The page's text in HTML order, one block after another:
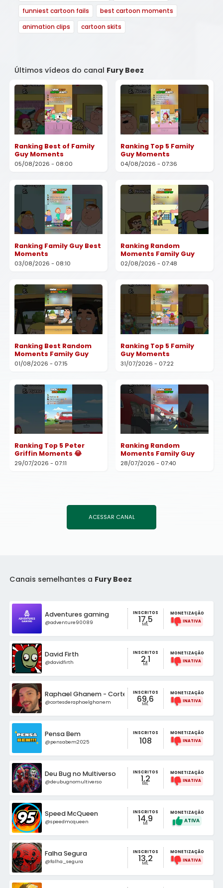
funniest cartoon fails
best cartoon moments
animation clips
cartoon skits
Últimos vídeos do canal Fury Beez
Ranking Best of Family
Guy Moments
05/08/2026 - 08:00
Ranking Top 5 Family
Guy Moments
04/08/2026 - 07:36
Ranking Family Guy Best
Moments
03/08/2026 - 08:10
Ranking Random
Moments Family Guy
02/08/2026 - 07:48
Ranking Best Random
Moments Family Guy
01/08/2026 - 07:15
Ranking Top 5 Family
Guy Moments
31/07/2026 - 07:22
Ranking Top 5 Peter
Griffin Moments 😂
29/07/2026 - 07:11
Ranking Random
Moments Family Guy
28/07/2026 - 07:40
ACESSAR CANAL
Canais semelhantes a Fury Beez
Adventures gaming
@adventure90089
INSCRITOS
17,5
MIL
MONETIZAÇÃO
David Firth
@davidfirth
INSCRITOS
2,1
MI
MONETIZAÇÃO
Raphael Ghanem - Cortes
@cortesderaphaelghanem
INSCRITOS
69,6
MIL
MONETIZAÇÃO
Pensa Bem
@pensabem2025
INSCRITOS
108
MONETIZAÇÃO
Deu Bug no Multiverso
@deubugnomultiverso
INSCRITOS
1,2
MIL
MONETIZAÇÃO
Speed McQueen
@speedmcqueen
INSCRITOS
14,9
MI
MONETIZAÇÃO
Falha Segura
@falha_segura
INSCRITOS
13,2
MIL
MONETIZAÇÃO